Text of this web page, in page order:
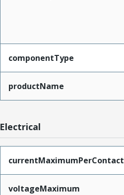
componentType
productName
Electrical
currentMaximumPerContact
voltageMaximum